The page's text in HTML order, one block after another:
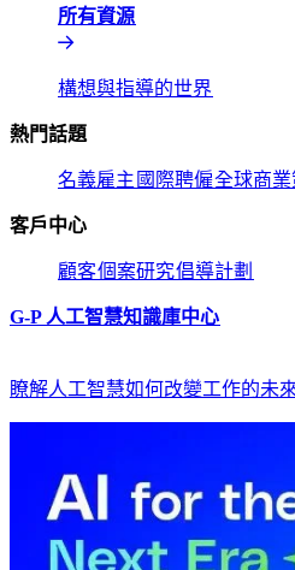
所有資源​​
構想與指導的世界​​
熱門話題​​
名義雇主​​ 國際聘僱​​全球商
客戶中心​​
顧客​​個案研究​​倡導計劃​​
G-P 人工智慧知識庫中心​​
瞭解人工智慧如何改變工作的未